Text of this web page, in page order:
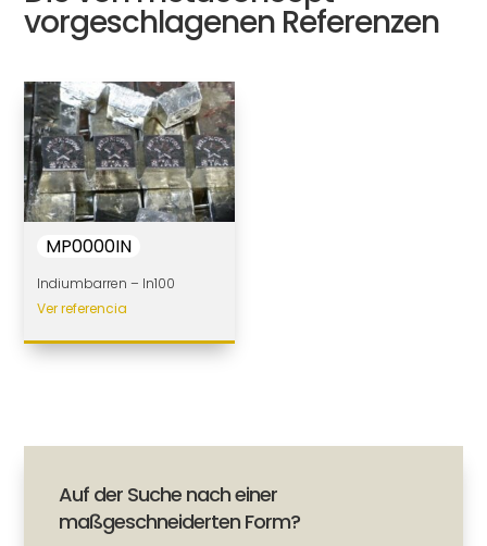
vorgeschlagenen Referenzen
MP0000IN
Indiumbarren – In100
Ver referencia
Auf der Suche nach einer
maßgeschneiderten Form?